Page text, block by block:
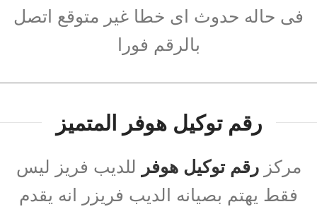
فى حاله حدوث اى خطا غير متوقع اتصل
بالرقم فورا
رقم توكيل هوفر المتميز
مركزرقم توكيل هوفر للديب فريز ليس
فقط يهتم بصيانه الديب فريزر انه يقدم